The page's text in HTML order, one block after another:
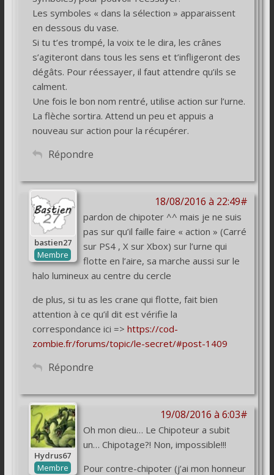
Les symboles « dans la sélection » apparaissent
en dessous du vase.
Si tu t’es trompé, la voix te le dira, les crânes
s’agiteront dans tous les sens et t’infligeront des
dégâts. Pour réessayer, il faut attendre qu’ils se
calment.
Une fois le bon nom rentré, utilise action sur l’urne.
La flèche sortira. Attend un peu et appuis a
nouveau sur action pour la récupérer.
Répondre
18/08/2016 à 22:49#
bastien27
Membre
pardon de chipoter ^^ mais je ne suis
pas sur qu’il faille faire « action » (Carré
sur PS4 , X sur Xbox) sur l’urne qui
flotte en l’aire, sa marche aussi sur le
halo lumineux au centre du cercle
de plus, si tu as les crane qui flotte, fait bien
attention à ce qu’il dit est vérifie la
correspondance ici => https://cod-
zombie.fr/forums/topic/le-secret/#post-1409
Répondre
19/08/2016 à 6:03#
Hydrus67
Membre
Oh mon dieu… Le Chipoteur a subit
un… Chipotage?! Non, impossible!!!
Pour contre-chipoter (j’ai mon honneur